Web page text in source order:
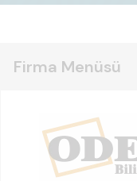
Firma Menüsü